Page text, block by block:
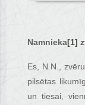
Namnieka[1]
Es, N.N.,
pilsētas
un tiesai,